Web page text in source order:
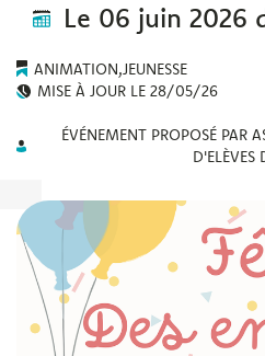
Le 06 juin 2026
ANIMATION,JEUNESSE
MISE À JOUR LE 28/05/26
ÉVÉNEMENT PROPOSÉ PAR
D'ELÈVES